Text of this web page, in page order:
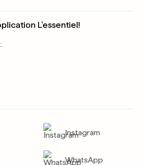
L'essentiel!
Instagram
WhatsApp